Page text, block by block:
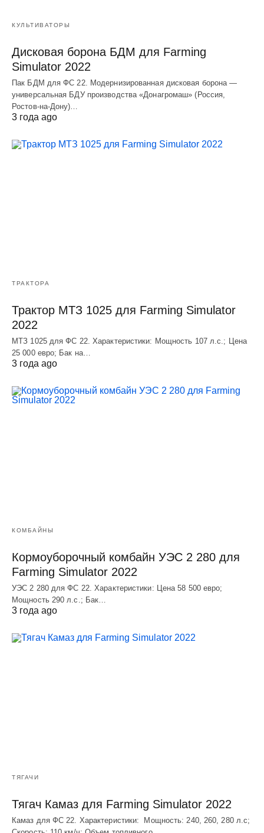
КУЛЬТИВАТОРЫ
Дисковая борона БДМ для Farming
Simulator 2022
Пак БДМ для ФС 22. Модернизированная дисковая борона —
универсальная БДУ производства «Донагромаш» (Россия,
Ростов-на-Дону)…
3 года ago
ТРАКТОРА
Трактор МТЗ 1025 для Farming Simulator
2022
МТЗ 1025 для ФС 22. Характеристики: Мощность 107 л.c.; Цена
25 000 евро; Бак на…
3 года ago
КОМБАЙНЫ
Кормоуборочный комбайн УЭC 2 280 для
Farming Simulator 2022
УЭC 2 280 для ФС 22. Характеристики: Цена 58 500 евро;
Мощность 290 л.с.; Бак…
3 года ago
ТЯГАЧИ
Тягач Камаз для Farming Simulator 2022
Камаз для ФС 22. Характеристики: Мощность: 240, 260, 280 л.с;